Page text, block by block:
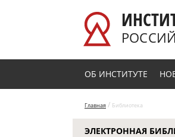
ОБ ИНСТИТУТЕ
Главная / Библиотека
ЭЛЕКТРОННАЯ